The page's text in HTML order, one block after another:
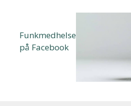
Funkmedhelse
på Facebook